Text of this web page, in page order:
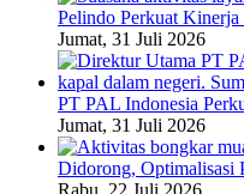
Pelindo Perkuat
Jumat, 31 Juli 2026
PT PAL Indonesia
Jumat, 31 Juli 2026
Didorong, Optimalisasi
Rabu, 22 Juli 2026